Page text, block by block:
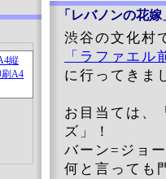
「レバノンの花
渋谷の文化村
「ラファエ
に行ってき
お目当ては、
ズ」！
バーン=ジョ
何と言って